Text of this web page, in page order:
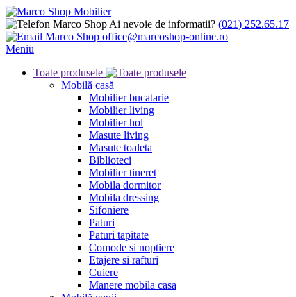
Ai nevoie de informatii? (021) 252.65.17 |
office@marcoshop-online.ro
Meniu
Toate produsele
Mobilă casă
Mobilier bucatarie
Mobilier living
Mobilier hol
Masute living
Masute toaleta
Biblioteci
Mobilier tineret
Mobila dormitor
Mobila dressing
Sifoniere
Paturi
Paturi tapitate
Comode si noptiere
Etajere si rafturi
Cuiere
Manere mobila casa